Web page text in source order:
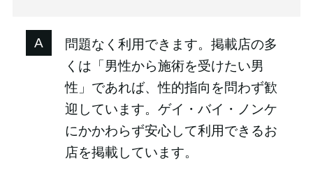
問題なく利用できます。掲載店の多
くは「男性から施術を受けたい男
性」であれば、性的指向を問わず歓
迎しています。ゲイ・バイ・ノンケ
にかかわらず安心して利用できるお
店を掲載しています。